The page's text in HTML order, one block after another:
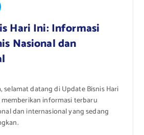
Hari Ini: Informasi
Nasional dan
selamat datang di Update Bisnis Hari
memberikan informasi terbaru
dan internasional yang sedang